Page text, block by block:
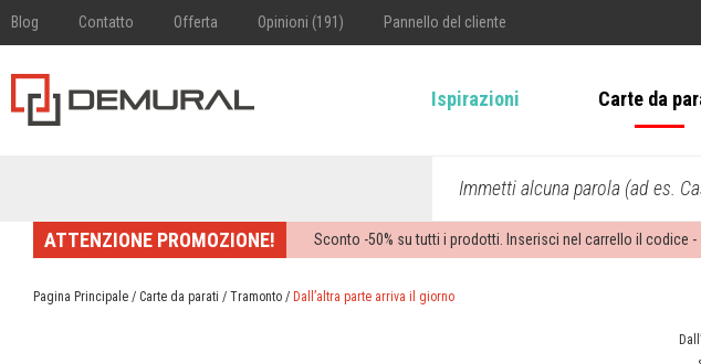
Blog Contatto Offerta Opinioni (191) Pannello del cliente
Ispirazioni Carte da
Immetti alcuna parola (ad es.
ATTENZIONE PROMOZIONE! Sconto -50% su tutti i prodotti. Inserisci nel carrello il codice -
Pagina Principale / Carte da parati / Tramonto / Dall’altra parte arriva il giorno